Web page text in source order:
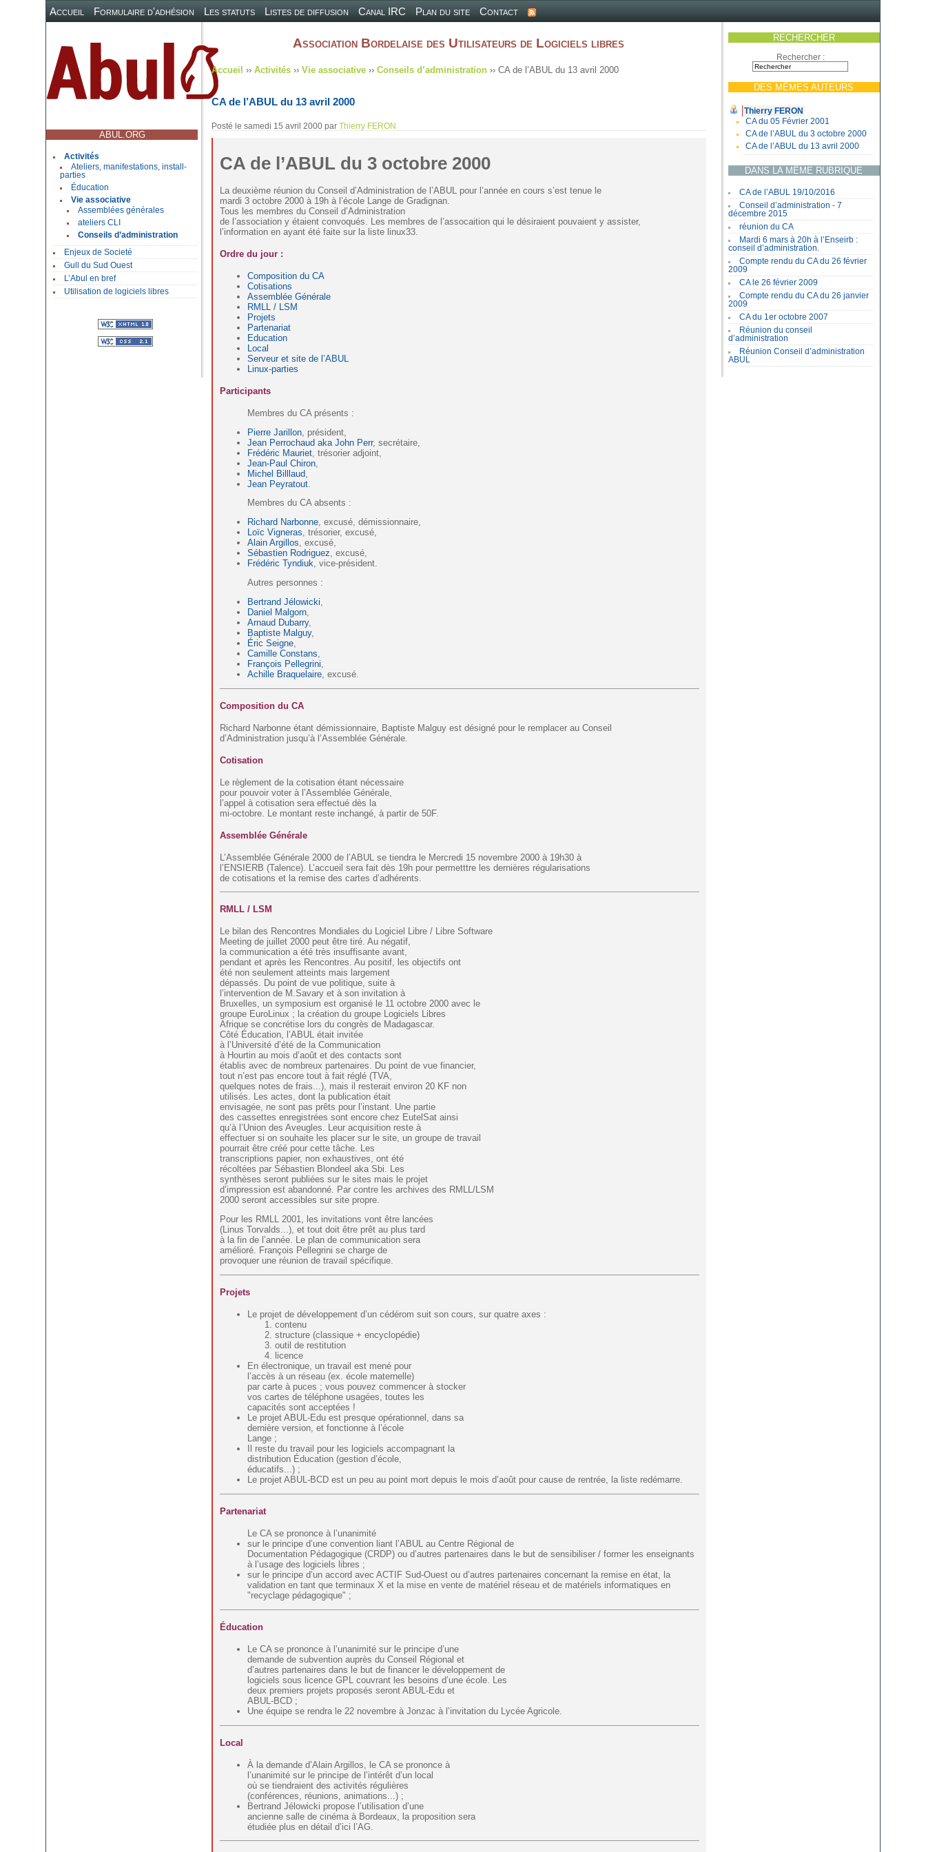
Accueil Formulaire d'adhésion Les statuts Listes de diffusion Canal IRC Plan du site Contact
ABUL.ORG
Activités
Ateliers, manifestations, install-
parties
Éducation
Vie associative
Assemblées générales
ateliers CLI
Conseils d’administration
Enjeux de Societé
Gull du Sud Ouest
L’Abul en bref
Utilisation de logiciels libres
RECHERCHER
Rechercher :
DES MÊMES AUTEURS
Thierry FERON
CA du 05 Février 2001
CA de l’ABUL du 3 octobre 2000
CA de l’ABUL du 13 avril 2000
DANS LA MÊME RUBRIQUE
CA de l’ABUL 19/10/2016
Conseil d’administration - 7
décembre 2015
réunion du CA
Mardi 6 mars à 20h à l’Enseirb :
conseil d’administration.
Compte rendu du CA du 26 février
2009
CA le 26 février 2009
Compte rendu du CA du 26 janvier
2009
CA du 1er octobre 2007
Réunion du conseil
d’administration
Réunion Conseil d’administration
ABUL
Association Bordelaise des Utilisateurs de Logiciels libres
Accueil ››Activités ››Vie associative ››Conseils d’administration ›› CA de l’ABUL du 13 avril 2000
CA de l’ABUL du 13 avril 2000
Posté lesamedi 15 avril 2000 par Thierry FERON
CA de l’ABUL du 3 octobre 2000
La deuxième réunion du Conseil d’Administration de l’ABUL pour l’année en cours s’est tenue le
mardi 3 octobre 2000 à 19h à l’école Lange de Gradignan.
Tous les membres du Conseil d’Administration
de l’association y étaient convoqués. Les membres de l’assocaition qui le désiraient pouvaient y assister,
l’information en ayant été faite sur la liste linux33.
Ordre du jour :
Composition du CA
Cotisations
Assemblée Générale
RMLL / LSM
Projets
Partenariat
Education
Local
Serveur et site de l’ABUL
Linux-parties
Participants
Membres du CA présents :
Pierre Jarillon , président,
Jean Perrochaud aka John Perr, secrétaire,
Frédéric Mauriet , trésorier adjoint,
Jean-Paul Chiron
Michel Billlaud
Jean Peyratout
Membres du CA absents :
Richard Narbonne, excusé, démissionnaire,
Loïc Vigneras, trésorier, excusé,
Alain Argillos, excusé,
Sébastien Rodriguez, excusé,
Frédéric Tyndiuk, vice-président.
Autres personnes :
Bertrand Jélowicki
Daniel Malgorn
Arnaud Dubarry,
Baptiste Malguy,
Éric Seigne
Camille Constans
François Pellegrini
Achille Braquelaire , excusé.
Composition du CA
Richard Narbonne étant démissionnaire, Baptiste Malguy est désigné pour le remplacer au Conseil
d’Administration jusqu’à l’Assemblée Générale.
Cotisation
Le règlement de la cotisation étant nécessaire
pour pouvoir voter à l’Assemblée Générale,
l’appel à cotisation sera effectué dès la
mi-octobre. Le montant reste inchangé, à partir de 50F.
Assemblée Générale
L’Assemblée Générale 2000 de l’ABUL se tiendra le Mercredi 15 novembre 2000 à 19h30 à
l’ENSIERB (Talence). L’accueil sera fait dès 19h pour permetttre les dernières régularisations
de cotisations et la remise des cartes d’adhérents.
RMLL / LSM
Le bilan des Rencontres Mondiales du Logiciel Libre / Libre Software
Meeting de juillet 2000 peut être tiré. Au négatif,
la communication a été très insuffisante avant,
pendant et après les Rencontres. Au positif, les objectifs ont
été non seulement atteints mais largement
dépassés. Du point de vue politique, suite à
l’intervention de M.Savary et à son invitation à
Bruxelles, un symposium est organisé le 11 octobre 2000 avec le
groupe EuroLinux ; la création du groupe Logiciels Libres
Afrique se concrétise lors du congrès de Madagascar.
Côté Éducation, l’ABUL était invitée
à l’Université d’été de la Communication
à Hourtin au mois d’août et des contacts sont
établis avec de nombreux partenaires. Du point de vue financier,
tout n’est pas encore tout à fait réglé (TVA,
quelques notes de frais...), mais il resterait environ 20 KF non
utilisés. Les actes, dont la publication était
envisagée, ne sont pas prêts pour l’instant. Une partie
des cassettes enregistrées sont encore chez EutelSat ainsi
qu’à l’Union des Aveugles. Leur acquisition reste à
effectuer si on souhaite les placer sur le site, un groupe de travail
pourrait être créé pour cette tâche. Les
transcriptions papier, non exhaustives, ont été
récoltées par Sébastien Blondeel aka Sbi. Les
synthèses seront publiées sur le sites mais le projet
d’impression est abandonné. Par contre les archives des RMLL/LSM
2000 seront accessibles sur site propre.
Pour les RMLL 2001, les invitations vont être lancées
(Linus Torvalds...), et tout doit être prêt au plus tard
à la fin de l’année. Le plan de communication sera
amélioré. François Pellegrini se charge de
provoquer une réunion de travail spécifique.
Projets
Le projet de développement d’un cédérom suit son cours, sur quatre axes :
contenu
structure (classique + encyclopédie)
outil de restitution
licence
En électronique, un travail est mené pour
l’accès à un réseau (ex. école maternelle)
par carte à puces ; vous pouvez commencer à stocker
vos cartes de téléphone usagées, toutes les
capacités sont acceptées !
Le projet ABUL-Edu est presque opérationnel, dans sa
dernière version, et fonctionne à l’école
Lange ;
Il reste du travail pour les logiciels accompagnant la
distribution Éducation (gestion d’école,
éducatifs...) ;
Le projet ABUL-BCD est un peu au point mort depuis le mois d’août pour cause de rentrée, la liste redémarre.
Partenariat
Le CA se prononce à l’unanimité
sur le principe d’une convention liant l’ABUL au Centre Régional de
Documentation Pédagogique (CRDP) ou d’autres partenaires dans le but de sensibiliser / former les enseignants
à l’usage des logiciels libres ;
sur le principe d’un accord avec ACTIF Sud-Ouest ou d’autres partenaires concernant la remise en état, la
validation en tant que terminaux X et la mise en vente de matériel réseau et de matériels informatiques en
"recyclage pédagogique" ;
Éducation
Le CA se prononce à l’unanimité sur le principe d’une
demande de subvention auprès du Conseil Régional et
d’autres partenaires dans le but de financer le développement de
logiciels sous licence GPL couvrant les besoins d’une école. Les
deux premiers projets proposés seront ABUL-Edu et
ABUL-BCD ;
Une équipe se rendra le 22 novembre à Jonzac à l’invitation du Lycée Agricole.
Local
À la demande d’Alain Argillos, le CA se prononce à
l’unanimité sur le principe de l’intérêt d’un local
où se tiendraient des activités régulières
(conférences, réunions, animations...) ;
Bertrand Jélowicki propose l’utilisation d’une
ancienne salle de cinéma à Bordeaux, la proposition sera
étudiée plus en détail d’ici l’AG.